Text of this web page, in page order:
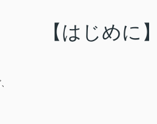
【はじめに】